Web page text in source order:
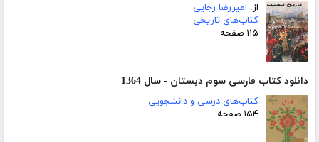
از: امیررضا رجایی
کتاب‌های تاریخی
۱۱۵ صفحه
دانلود کتاب فارسی سوم دبستان - سال 1364
کتاب‌های درسی و دانشجویی
۱۵۴ صفحه